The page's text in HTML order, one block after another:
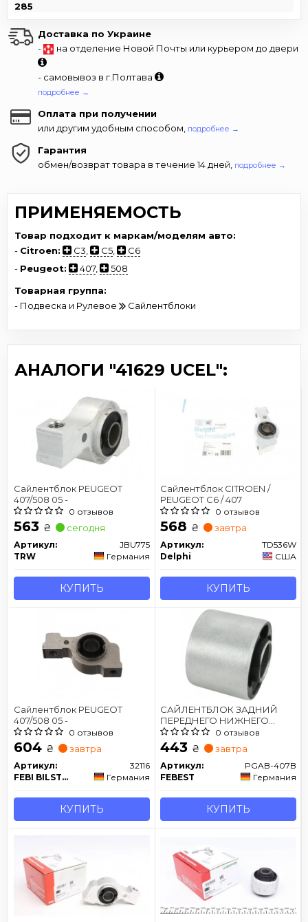
285
Доставка по Украине
-
на отделение Новой Почты или курьером до двери
- самовывоз в г.Полтава
подробнее →
Оплата при получении
или другим удобным способом, подробнее →
Гарантия
обмен/возврат товара в течение 14 дней, подробнее →
ПРИМЕНЯЕМОСТЬ
Товар подходит к маркам/моделям авто:
- Citroen: C3 C5
C6
- Peugeot: 407,
508
Товарная группа:
- Подвеска и Рулевое
Сайлентблоки
АНАЛОГИ "41629 UCEL":
Сайлентблок PEUGEOT
407/508 05 -
0 отзывов
563 ₴ сегодня
Артикул:
JBU775
TRW
Германия
КУПИТЬ
Сайлентблок CITROEN /
PEUGEOT C6 / 407
0 отзывов
568 ₴ завтра
Артикул:
TD536W
Delphi
США
КУПИТЬ
Сайлентблок PEUGEOT
407/508 05 -
0 отзывов
604 ₴ завтра
Артикул:
32116
FEBI BILSTEIN
Германия
КУПИТЬ
САЙЛЕНТБЛОК ЗАДНИЙ
ПЕРЕДНЕГО НИЖНЕГО
РЫЧАГА
0 отзывов
443 ₴ завтра
Артикул:
PGAB-407B
FEBEST
Германия
КУПИТЬ